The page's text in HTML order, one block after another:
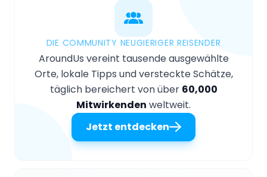
DIE COMMUNITY NEUGIERIGER REISENDER
AroundUs vereint tausende ausgewählte
Orte, lokale Tipps und versteckte Schätze,
täglich bereichert von über 60,000
Mitwirkenden weltweit.
Jetzt entdecken